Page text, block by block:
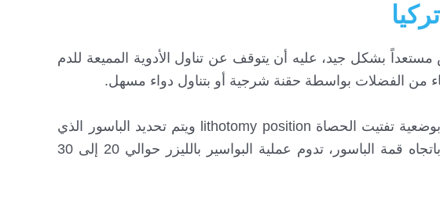
مستعداً بشكل جيد، عليه أن يتوقف عن تناول الأدوية المميعة للدم
من الفضلات بواسطة حقنة شرجية أو بتناول دواء مسهل.
بعد تحضير المريض سيتم تخديره موضعياً أو قطنياً ثم يوضع بوضعية تفتيت الحصاة lithotomy position ويتم تحديد الباسور الذي
سيتم علاجه، يوضع مسبار الليزر فوق الخط المسنن ويُدفع باتجاه قمة الباسور، تدوم عملية البواسير بالليزر حوالي 20 إلى 30